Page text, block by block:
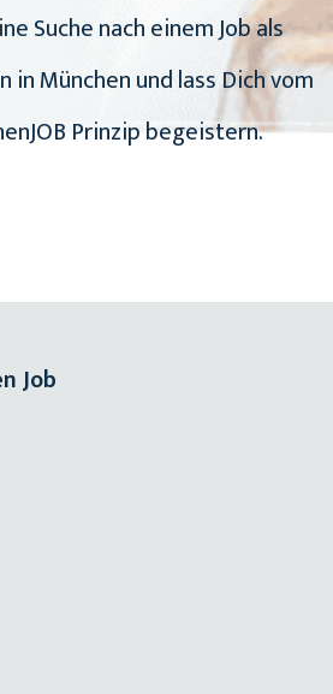
Suche nach einem Job als
München und lass Dich vom
Prinzip begeistern.
Job